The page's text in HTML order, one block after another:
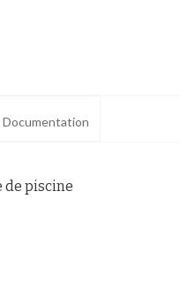
Documentation
de piscine